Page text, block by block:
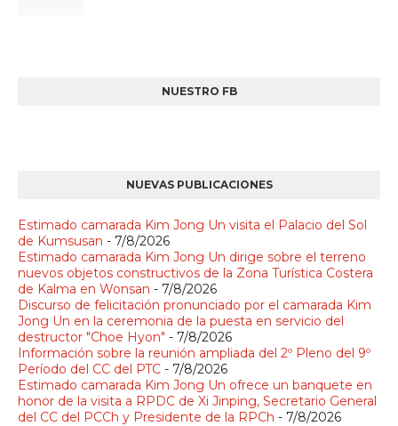
NUESTRO FB
NUEVAS PUBLICACIONES
Estimado camarada Kim Jong Un visita el Palacio del Sol
de Kumsusan - 7/8/2026
Estimado camarada Kim Jong Un dirige sobre el terreno
nuevos objetos constructivos de la Zona Turística Costera
de Kalma en Wonsan - 7/8/2026
Discurso de felicitación pronunciado por el camarada Kim
Jong Un en la ceremonia de la puesta en servicio del
destructor "Choe Hyon" - 7/8/2026
Información sobre la reunión ampliada del 2º Pleno del 9º
Período del CC del PTC - 7/8/2026
Estimado camarada Kim Jong Un ofrece un banquete en
honor de la visita a RPDC de Xi Jinping, Secretario General
del CC del PCCh y Presidente de la RPCh - 7/8/2026